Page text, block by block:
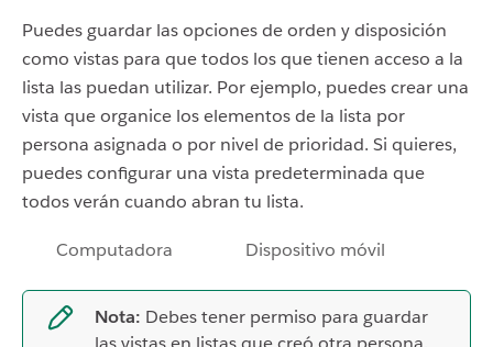
Puedes guardar las opciones de orden y disposición
como vistas para que todos los que tienen acceso a la
lista las puedan utilizar. Por ejemplo, puedes crear una
vista que organice los elementos de la lista por
persona asignada o por nivel de prioridad. Si quieres,
puedes configurar una vista predeterminada que
todos verán cuando abran tu lista.
Computadora Dispositivo móvil
Nota: Debes tener permiso para guardar